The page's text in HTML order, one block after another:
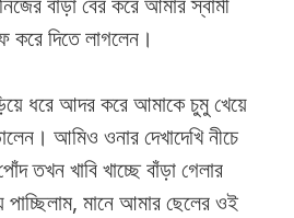
করে দিতে লাগলেন।
ধরে আদর করে আমাকে চুমু খেয়ে
আমিও ওনার দেখাদেখি নীচে
তখন খাবি খাচ্ছে বাঁড়া গেলার
মানে আমার ছেলের ওই